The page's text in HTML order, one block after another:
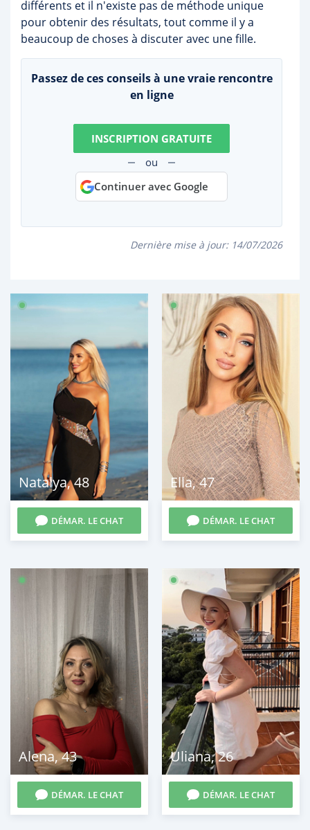
différents et il n'existe pas de méthode unique
pour obtenir des résultats, tout comme il y a
beaucoup de choses à discuter avec une fille.
Passez de ces conseils à une vraie rencontre
en ligne
INSCRIPTION GRATUITE
ou
Continuer avec Google
Dernière mise à jour: 14/07/2026
Natalya,48
DÉMAR. LE CHAT
Ella,47
DÉMAR. LE CHAT
Alena,43
DÉMAR. LE CHAT
Uliana,26
DÉMAR. LE CHAT